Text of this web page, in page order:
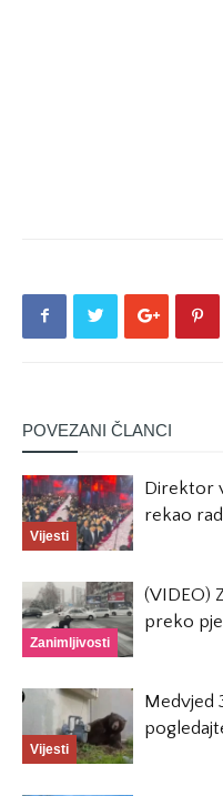
POVEZANI ČLANCI
Vijesti
Direktor
rekao
Zanimljivosti
(VIDEO)
preko
Vijesti
Medvjed